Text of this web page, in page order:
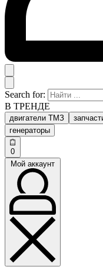
Search for:
В ТРЕНДЕ
двигатели ТМЗ
генераторы
0
Мой аккаунт